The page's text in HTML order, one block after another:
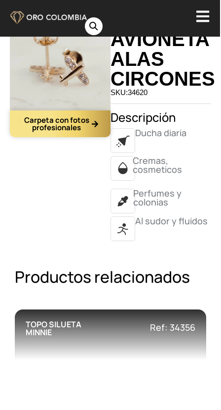
Carpeta con fotos
profesionales
AVIONETA
ALAS
CIRCONES
SKU:34620
Descripción
Ducha diaria
Cremas,
cosmeticos
Perfumes y
colonias
Al sudor y fluidos
Productos relacionados
TOPO SILUETA
MINNIE Ref: 34356